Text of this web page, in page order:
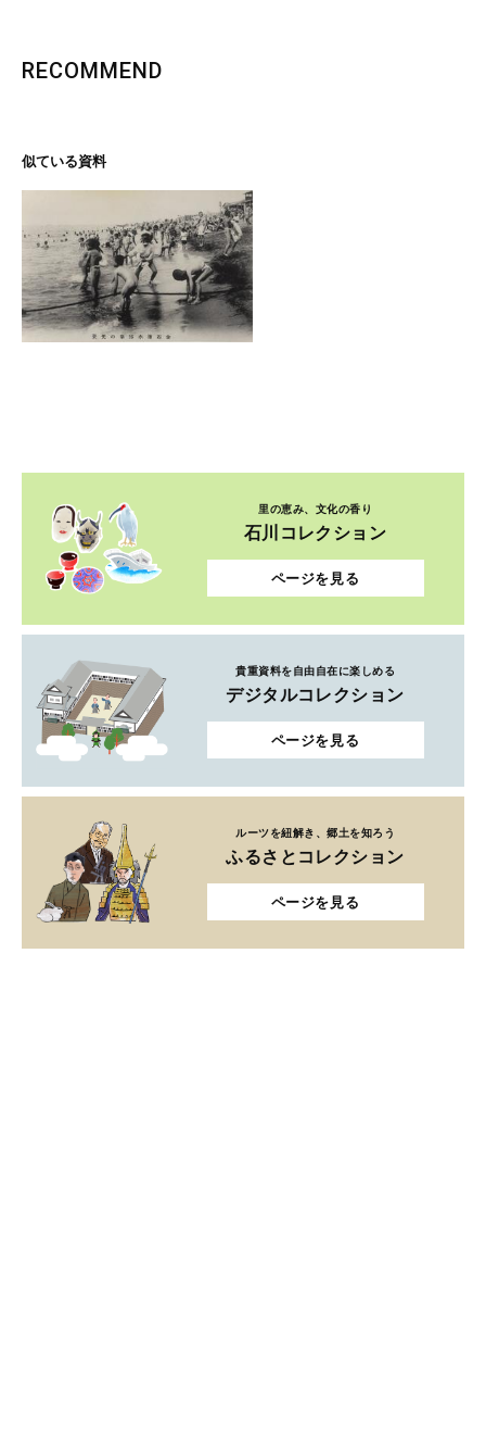
RECOMMEND
似ている資料
里の恵み、文化の香り
石川コレクション
ページを見る
貴重資料を自由自在に楽しめる
デジタルコレクション
ページを見る
ルーツを紐解き、郷土を知ろう
ふるさとコレクション
ページを見る